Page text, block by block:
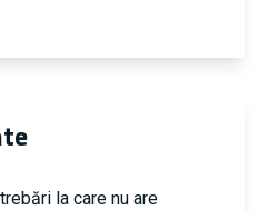
la care nu are